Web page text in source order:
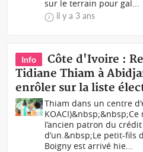
sur le terrain pour gal...
il y a 3 ans
Info
Côte d'Ivoire :
Tidiane Thiam à
enrôler sur la liste
Thiam dans un centre
l’ancien patron du
d’un.&nbsp;Le petit-fils
Boigny est arrivé hie...